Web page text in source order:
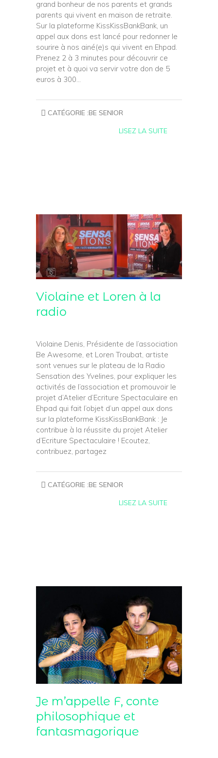
grand bonheur de nos parents et grands
parents qui vivent en maison de retraite.
Sur la plateforme KissKissBankBank, un
appel aux dons est lancé pour redonner le
sourire à nos ainé(e)s qui vivent en Ehpad.
Prenez 2 à 3 minutes pour découvrir ce
projet et à quoi va servir votre don de 5
euros à 300…
CATÉGORIE :BE SENIOR
LISEZ LA SUITE
Violaine et Loren à la
radio
Violaine Denis, Présidente de l’association
Be Awesome, et Loren Troubat, artiste
sont venues sur le plateau de la Radio
Sensation des Yvelines, pour expliquer les
activités de l’association et promouvoir le
projet d’Atelier d’Ecriture Spectaculaire en
Ehpad qui fait l’objet d’un appel aux dons
sur la plateforme KissKissBankBank : Je
contribue à la réussite du projet Atelier
d’Ecriture Spectaculaire ! Ecoutez,
contribuez, partagez
CATÉGORIE :BE SENIOR
LISEZ LA SUITE
Je m’appelle F, conte
philosophique et
fantasmagorique